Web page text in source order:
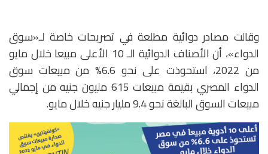
وقالت مصادر دوائية مطلعة في تصريحات خاصة لـ«سوق
الدواء»، أن الأصناف الدوائية الـ 10 الأعلى مبيعا خلال مايو
من 2022، استحوذت على نحو 6.6% من مبيعات سوق
الدواء المصري بقيمة مبيعات 615 مليون جنيه من إجمالي
مبيعات السوق البالغة نحو 9.4 مليار جنيه خلال مايو.